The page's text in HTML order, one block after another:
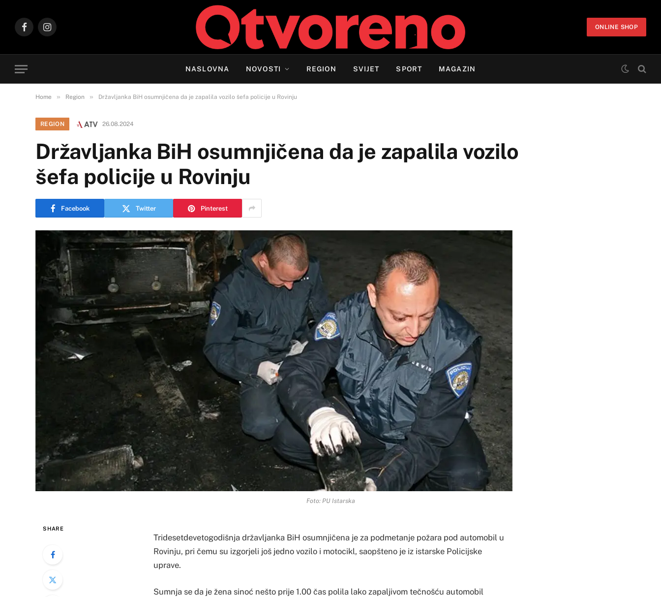
FacebookInstagram
ONLINE SHOP
NASLOVNA NOVOSTI REGION SVIJET SPORT MAGAZIN
Home » Region » Državljanka BiH osumnjičena da je zapalila vozilo šefa policije u Rovinju
REGION 26.08.2024
Državljanka BiH osumnjičena da je zapalila vozilo
šefa policije u Rovinju
Facebook Twitter Pinterest
Foto: PU Istarska
SHARE
Tridesetdevetogodišnja državljanka BiH osumnjičena je za podmetanje požara pod automobil u
Rovinju, pri čemu su izgorjeli još jedno vozilo i motocikl, saopšteno je iz istarske Policijske
uprave.
Sumnja se da je žena sinoć nešto prije 1.00 čas polila lako zapaljivom tečnošću automobil